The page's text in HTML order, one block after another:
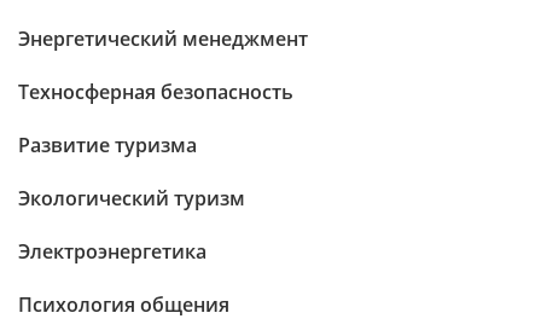
Энергетический менеджмент
Техносферная безопасность
Развитие туризма
Экологический туризм
Электроэнергетика
Психология общения